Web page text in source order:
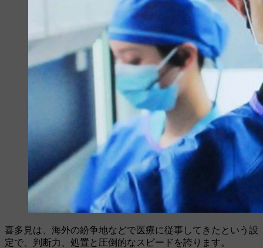
喜多見は、海外の紛争地などで医療に従事してきたという設
定で、判断力、処置と圧倒的なスピードを誇ります。